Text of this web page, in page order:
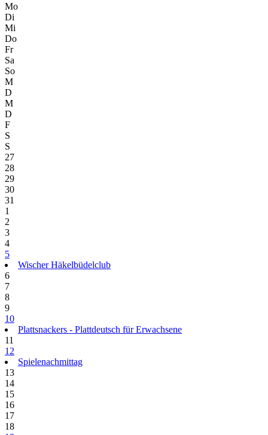
Mo
Di
Mi
Do
Fr
Sa
So
M
D
M
D
F
S
S
27
28
29
30
31
1
2
3
4
5
Wischer Häkelbüdelclub
6
7
8
9
10
Plattsnackers - Plattdeutsch für Erwachsene
11
12
Spielenachmittag
13
14
15
16
17
18